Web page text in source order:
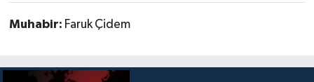
Muhabir: Faruk Çidem